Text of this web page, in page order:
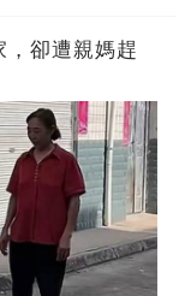
，卻遭親媽趕